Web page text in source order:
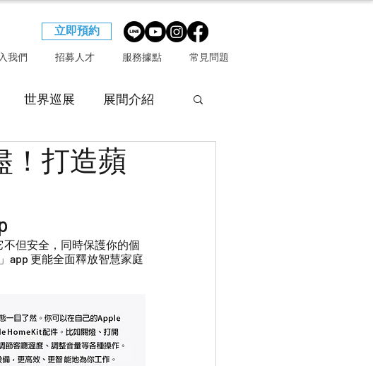
立即預約
我們 招募人才 服務據點 常見問題
世界巡展 展間介紹
！打造蘋
不但安全，同時保護你的個
app 更能全面釋放智慧家庭